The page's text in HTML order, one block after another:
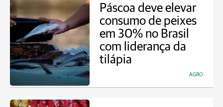
Páscoa deve elevar
consumo de peixes
em 30% no Brasil
com liderança da
tilápia
AGRO